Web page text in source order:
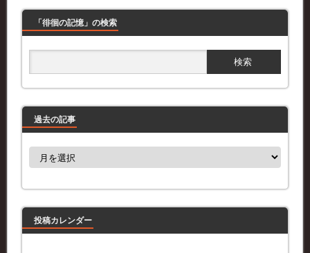
「徘徊の記憶」の検索
過去の記事
事
投稿カレンダー